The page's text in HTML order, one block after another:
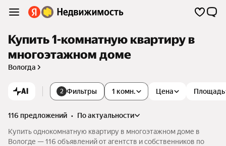
Купить 1-комнатную квартиру в
многоэтажном доме
Вологда
AI 2 Фильтры 1 комн. Цена Площадь
116 предложений •
по актуальности
Купить однокомнатную квартиру в многоэтажном доме в
Вологде — 116 объявлений от агентств и собственников по